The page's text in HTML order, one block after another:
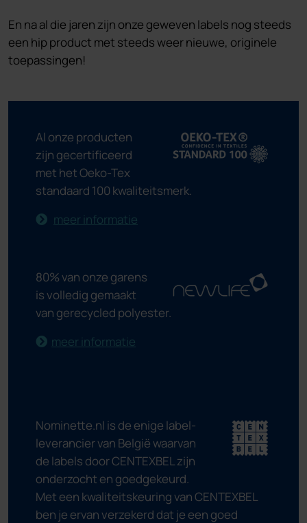
En na al die jaren zijn onze geweven labels nog steeds
een hip product met steeds weer nieuwe, originele
toepassingen!
Al onze producten
zijn gecertificeerd
met het Oeko-Tex
standaard 100 kwaliteitsmerk.
meer informatie
80% van onze garens
is volledig gemaakt
van gerecycled polyester.
meer informatie
Nominette.nl is de enige label-
leverancier van België waarvan
de labels door CENTEXBEL zijn
onderzocht en goedgekeurd.
Met een kwaliteitskeuring van CENTEXBEL
ben je ervan verzekerd dat je een goed